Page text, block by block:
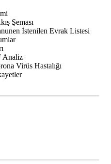
Şeması
İstenilen Evrak Listesi
Analiz
Virüs Hastalığı